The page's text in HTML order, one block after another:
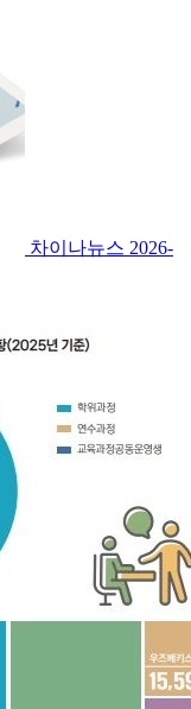
차이나뉴스 2026-